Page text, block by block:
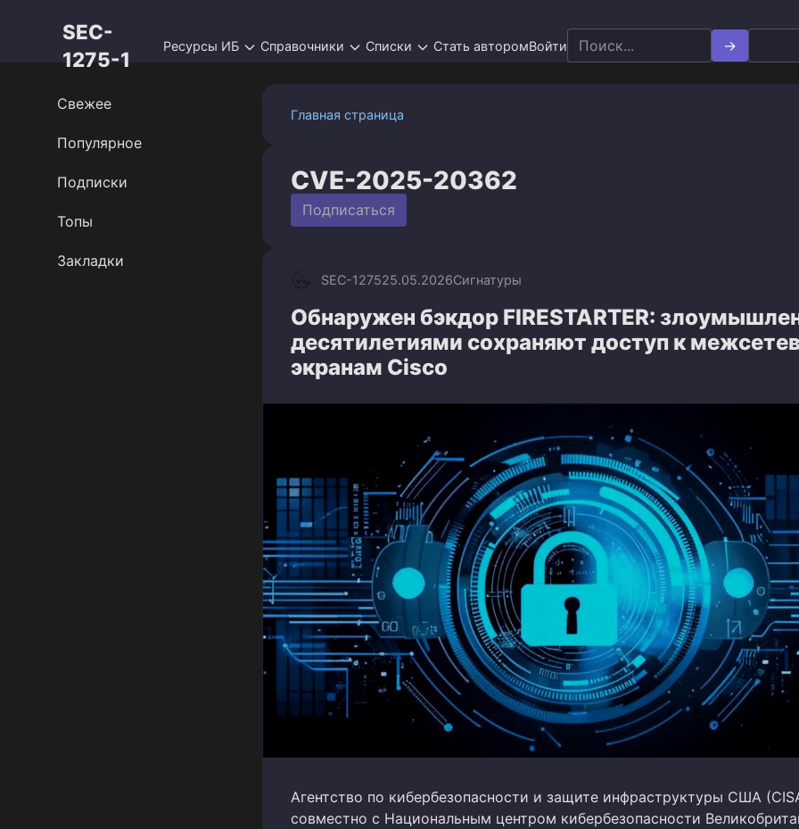
SEC-
1275-1
Ресурсы ИБ Справочники Списки Стать авторомВойти Search
for:
Главная страница
CVE-2025-20362
Подписаться
SEC-127525.05.2026Сигнатуры
Обнаружен бэкдор FIRESTARTER:
десятилетиями сохраняют доступ к
экранам Cisco
Агентство по кибербезопасности и защите инфраструктуры США
совместно с Национальным центром кибербезопасности
Свежее
Популярное
Подписки
Топы
Закладки